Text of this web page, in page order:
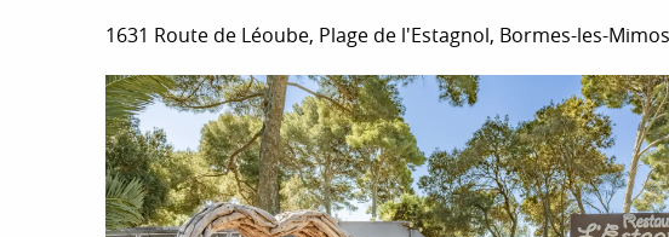
1631 Route de Léoube, Plage de l'Estagnol, Bormes-les-